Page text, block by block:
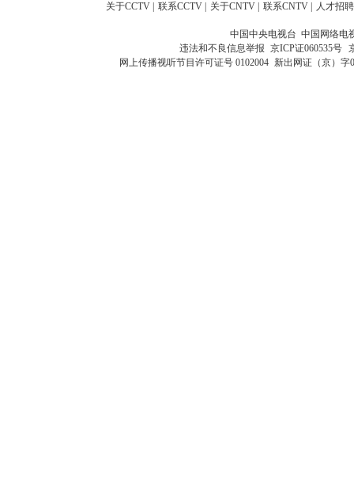
关于CCTV 联系CCTV 关于CNTV 联系CNTV 人才招聘
中国中央电视台 中国网络电
违法和不良信息举报 京ICP证060535号
网上传播视听节目许可证号 0102004 新出网证（京）